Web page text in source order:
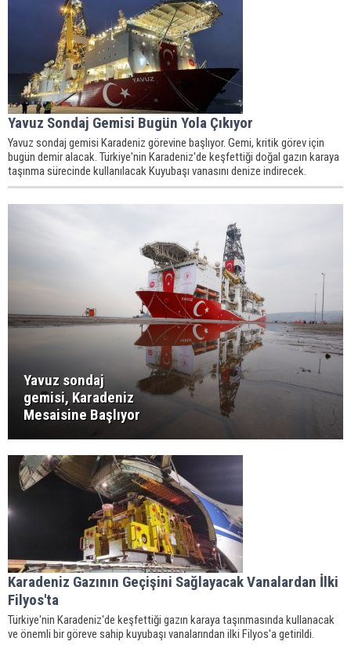
Yavuz Sondaj Gemisi Bugün Yola Çıkıyor
Yavuz sondaj gemisi Karadeniz görevine başlıyor. Gemi, kritik görev için
bugün demir alacak. Türkiye'nin Karadeniz'de keşfettiği doğal gazın karaya
taşınma sürecinde kullanılacak Kuyubaşı vanasını denize indirecek.
Yavuz sondaj
gemisi, Karadeniz
Mesaisine Başlıyor
Karadeniz Gazının Geçişini Sağlayacak Vanalardan İlki
Filyos'ta
Türkiye'nin Karadeniz'de keşfettiği gazın karaya taşınmasında kullanacak
ve önemli bir göreve sahip kuyubaşı vanalarından ilki Filyos'a getirildi.